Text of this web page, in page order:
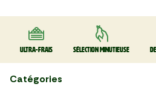
Ultra-frais Sélection minutieuse
Catégories